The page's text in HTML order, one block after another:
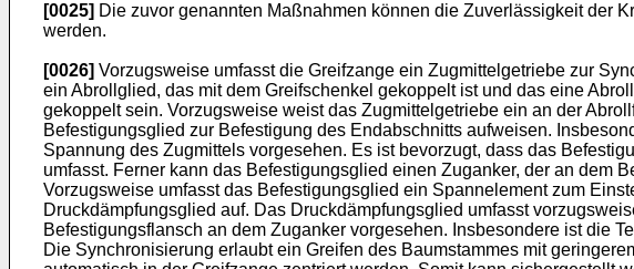
[0025] Die zuvor genannten Maßnahmen können die Zuverlässigkeit der
werden.
[0026] Vorzugsweise umfasst die Greifzange ein Zugmittelgetriebe zur
ein Abrollglied, das mit dem Greifschenkel gekoppelt ist und das eine
gekoppelt sein. Vorzugsweise weist das Zugmittelgetriebe ein an der
Befestigungsglied zur Befestigung des Endabschnitts aufweisen.
Spannung des Zugmittels vorgesehen. Es ist bevorzugt, dass das
umfasst. Ferner kann das Befestigungsglied einen Zuganker, der an dem
Vorzugsweise umfasst das Befestigungsglied ein Spannelement zum
Druckdämpfungsglied auf. Das Druckdämpfungsglied umfasst
Befestigungsflansch an dem Zuganker vorgesehen. Insbesondere ist die
Die Synchronisierung erlaubt ein Greifen des Baumstammes mit